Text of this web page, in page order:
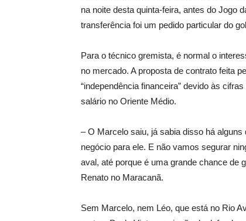
na noite desta quinta-feira, antes do Jogo
transferência foi um pedido particular do
Para o técnico gremista, é normal o
no mercado. A proposta de contrato feita
“independência financeira” devido às
salário no Oriente Médio.
– O Marcelo saiu, já sabia disso há
negócio para ele. E não vamos segurar
aval, até porque é uma grande chance de
Renato no Maracanã.
Sem Marcelo, nem Léo, que está no Rio